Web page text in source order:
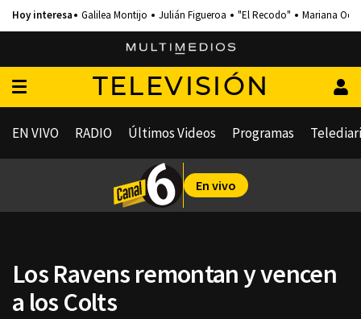
Galilea Montijo Julián Figueroa "El Recodo" Mariana
TELEVISIÓN
EN VIVO RADIO Últimos Videos Programas
En vivo
Los Ravens remontan y vencen
a los Colts